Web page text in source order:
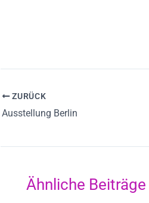
ZURÜCK
Ausstellung Berlin
Ähnliche Beiträge